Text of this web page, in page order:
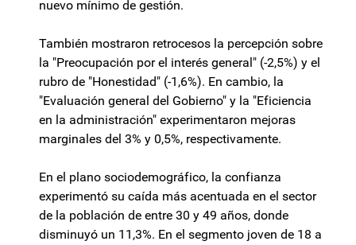
nuevo mínimo de gestión.
También mostraron retrocesos la percepción sobre
la "Preocupación por el interés general" (-2,5%) y el
rubro de "Honestidad" (-1,6%). En cambio, la
"Evaluación general del Gobierno" y la "Eficiencia
en la administración" experimentaron mejoras
marginales del 3% y 0,5%, respectivamente.
En el plano sociodemográfico, la confianza
experimentó su caída más acentuada en el sector
de la población de entre 30 y 49 años, donde
disminuyó un 11,3%. En el segmento joven de 18 a